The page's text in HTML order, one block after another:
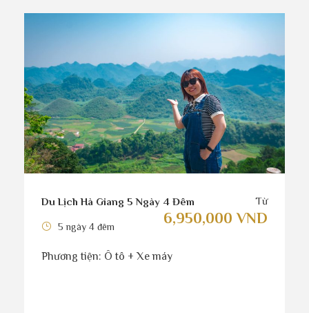
Du Lịch Hà Giang 5 Ngày 4 Đêm Từ
6,950,000 VND
5 ngày 4 đêm
Phương tiện: Ô tô + Xe máy